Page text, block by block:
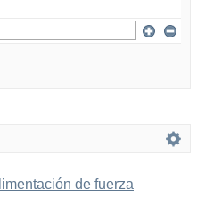
de fuerza